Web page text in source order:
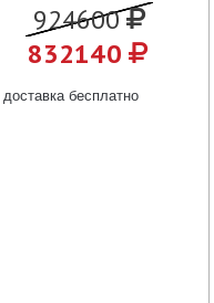
924600
832140
доставка бесплатно